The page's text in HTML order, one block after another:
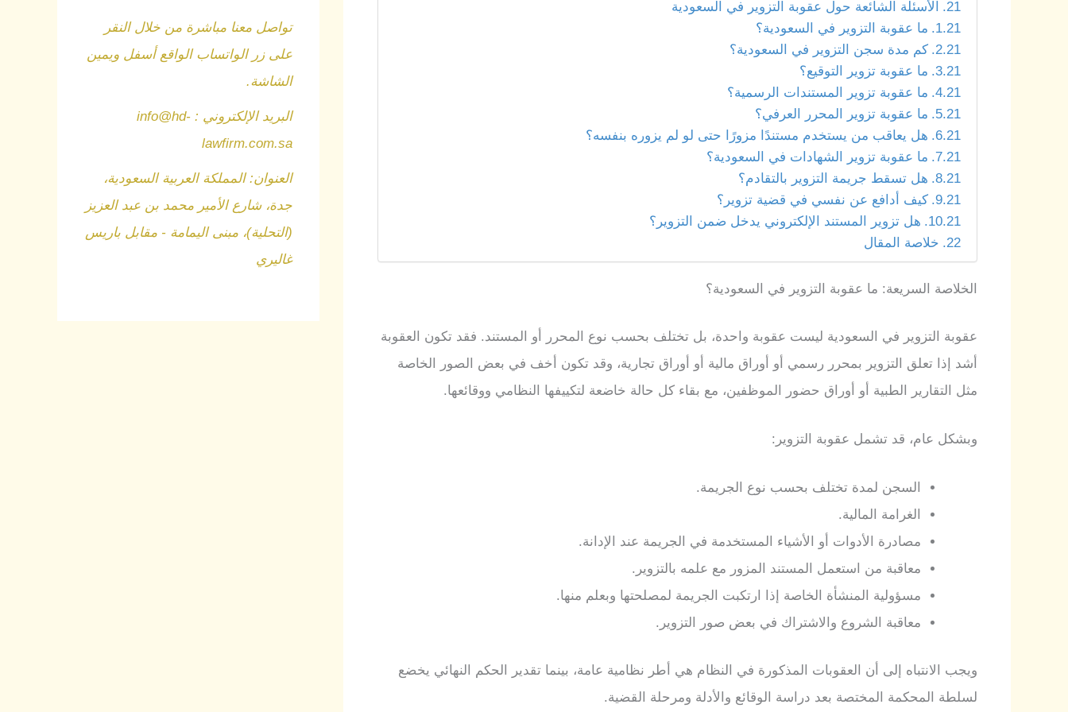
الأسئلة الشائعة حول عقوبة التزوير في السعودية
ما عقوبة التزوير في السعودية؟
كم مدة سجن التزوير في السعودية؟
ما عقوبة تزوير التوقيع؟
ما عقوبة تزوير المستندات الرسمية؟
ما عقوبة تزوير المحرر العرفي؟
هل يعاقب من يستخدم مستندًا مزورًا حتى لو لم يزوره بنفسه؟
ما عقوبة تزوير الشهادات في السعودية؟
هل تسقط جريمة التزوير بالتقادم؟
كيف أدافع عن نفسي في قضية تزوير؟
هل تزوير المستند الإلكتروني يدخل ضمن التزوير؟
خلاصة المقال
الخلاصة السريعة: ما عقوبة التزوير في السعودية؟
عقوبة التزوير في السعودية ليست عقوبة واحدة، بل تختلف بحسب نوع المحرر أو المستند. فقد تكون العقوبة
أشد إذا تعلق التزوير بمحرر رسمي أو أوراق مالية أو أوراق تجارية، وقد تكون أخف في بعض الصور الخاصة
مثل التقارير الطبية أو أوراق حضور الموظفين، مع بقاء كل حالة خاضعة لتكييفها النظامي ووقائعها.
وبشكل عام، قد تشمل عقوبة التزوير:
السجن لمدة تختلف بحسب نوع الجريمة.
الغرامة المالية.
مصادرة الأدوات أو الأشياء المستخدمة في الجريمة عند الإدانة.
معاقبة من استعمل المستند المزور مع علمه بالتزوير.
مسؤولية المنشأة الخاصة إذا ارتكبت الجريمة لمصلحتها وبعلم منها.
معاقبة الشروع والاشتراك في بعض صور التزوير.
ويجب الانتباه إلى أن العقوبات المذكورة في النظام هي أطر نظامية عامة، بينما تقدير الحكم النهائي يخضع
لسلطة المحكمة المختصة بعد دراسة الوقائع والأدلة ومرحلة القضية.
تواصل معنا مباشرة من خلال النقر
على زر الواتساب الواقع أسفل ويمين
الشاشة.
البريد الإلكتروني : info@hd-
lawfirm.com.sa
العنوان: المملكة العربية السعودية،
جدة، شارع الأمير محمد بن عبد العزيز
(التحلية)، مبنى اليمامة - مقابل باريس
غاليري